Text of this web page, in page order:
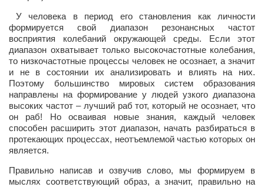
У человека в период его становления как личности
формируется свой диапазон резонансных частот
восприятия колебаний окружающей среды. Если этот
диапазон охватывает только высокочастотные колебания,
то низкочастотные процессы человек не осознает, а значит
и не в состоянии их анализировать и влиять на них.
Поэтому большинство мировых систем образования
направлены на формирование у людей узкого диапазона
высоких частот – лучший раб тот, который не осознает, что
он раб! Но осваивая новые знания, каждый человек
способен расширить этот диапазон, начать разбираться в
протекающих процессах, неотъемлемой частью которых он
является.
Правильно написав и озвучив слово, мы формируем в
мыслях соответствующий образ, а значит, правильно на